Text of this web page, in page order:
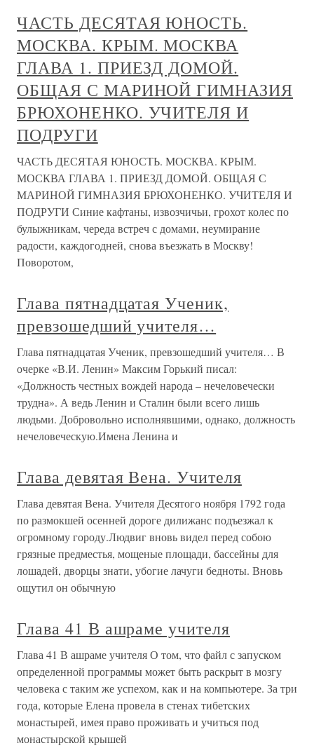
ЧАСТЬ ДЕСЯТАЯ ЮНОСТЬ.
МОСКВА. КРЫМ. МОСКВА
ГЛАВА 1. ПРИЕЗД ДОМОЙ.
ОБЩАЯ С МАРИНОЙ ГИМНАЗИЯ
БРЮХОНЕНКО. УЧИТЕЛЯ И
ПОДРУГИ
ЧАСТЬ ДЕСЯТАЯ ЮНОСТЬ. МОСКВА. КРЫМ.
МОСКВА ГЛАВА 1. ПРИЕЗД ДОМОЙ. ОБЩАЯ С
МАРИНОЙ ГИМНАЗИЯ БРЮХОНЕНКО. УЧИТЕЛЯ И
ПОДРУГИ Синие кафтаны, извозчичьи, грохот колес по
булыжникам, череда встреч с домами, неумирание
радости, каждогодней, снова въезжать в Москву!
Поворотом,
Глава пятнадцатая Ученик,
превзошедший учителя…
Глава пятнадцатая Ученик, превзошедший учителя… В
очерке «В.И. Ленин» Максим Горький писал:
«Должность честных вождей народа – нечеловечески
трудна». А ведь Ленин и Сталин были всего лишь
людьми. Добровольно исполнявшими, однако, должность
нечеловеческую.Имена Ленина и
Глава девятая Вена. Учителя
Глава девятая Вена. Учителя Десятого ноября 1792 года
по размокшей осенней дороге дилижанс подъезжал к
огромному городу.Людвиг вновь видел перед собою
грязные предместья, мощеные площади, бассейны для
лошадей, дворцы знати, убогие лачуги бедноты. Вновь
ощутил он обычную
Глава 41 В ашраме учителя
Глава 41 В ашраме учителя О том, что файл с запуском
определенной программы может быть раскрыт в мозгу
человека с таким же успехом, как и на компьютере. За три
года, которые Елена провела в стенах тибетских
монастырей, имея право проживать и учиться под
монастырской крышей